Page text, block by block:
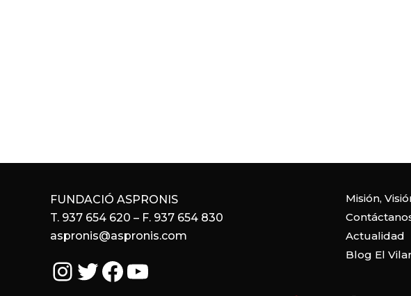
FUNDACIÓ ASPRONIS
T. 937 654 620 – F. 937 654 830
aspronis@aspronis.com
Instagram
Twitter
Facebook
YouTube
Misión,
Actualidad
Blog El Vilar